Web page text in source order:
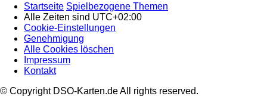
Startseite Spielbezogene Themen
Alle Zeiten sind UTC+02:00
Cookie-Einstellungen
Genehmigung
Alle Cookies löschen
Impressum
Kontakt
© Copyright DSO-Karten.de All rights reserved.